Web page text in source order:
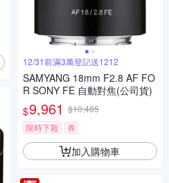
12/31前滿3萬登記送1212
SAMYANG 18mm F2.8 AF FO
R SONY FE 自動對焦(公司貨)
$9,961 $10,485
限時下殺
券
加入購物車